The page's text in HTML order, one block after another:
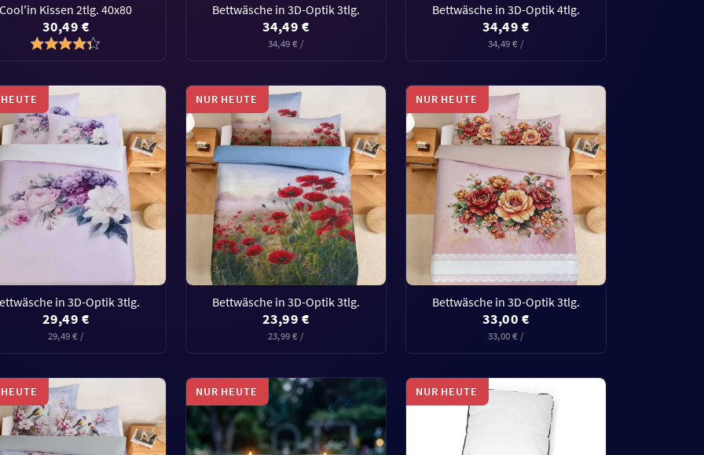
Cool'in Kissen 2tlg. 40x80
30,49 €
Bettwäsche in 3D-Optik 3tlg.
34,49 €
34,49 € /
Bettwäsche in 3D-Optik 4tlg.
34,49 €
34,49 € /
in 3D-Optik 3tlg.
29,49 €
29,49 € /
NUR HEUTE
Bettwäsche in 3D-Optik 3tlg.
23,99 €
23,99 € /
NUR HEUTE
Bettwäsche in 3D-Optik 3tlg.
33,00 €
33,00 € /
NUR HEUTE NUR HEUTE